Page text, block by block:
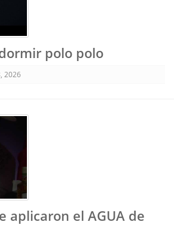
polo polo
2026
aplicaron el AGUA de